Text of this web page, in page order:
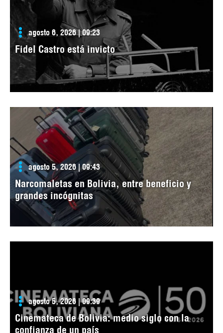
agosto 6, 2026 | 09:23
Fidel Castro está invicto
agosto 5, 2026 | 09:43
Narcomaletas en Bolivia, entre beneficio y
grandes incógnitas
agosto 5, 2026 | 09:39
Cinemateca de Bolivia: medio siglo con la
confianza de un país